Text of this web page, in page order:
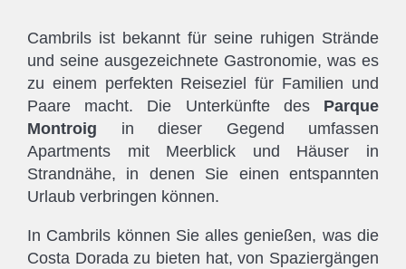
Cambrils ist bekannt für seine ruhigen Strände
und seine ausgezeichnete Gastronomie, was es
zu einem perfekten Reiseziel für Familien und
Paare macht. Die Unterkünfte des Parque
Montroig in dieser Gegend umfassen
Apartments mit Meerblick und Häuser in
Strandnähe, in denen Sie einen entspannten
Urlaub verbringen können.
In Cambrils können Sie alles genießen, was die
Costa Dorada zu bieten hat, von Spaziergängen